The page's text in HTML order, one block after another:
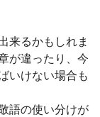
来るかもしれま
が違ったり、今
いけない場合も
語の使い分けが